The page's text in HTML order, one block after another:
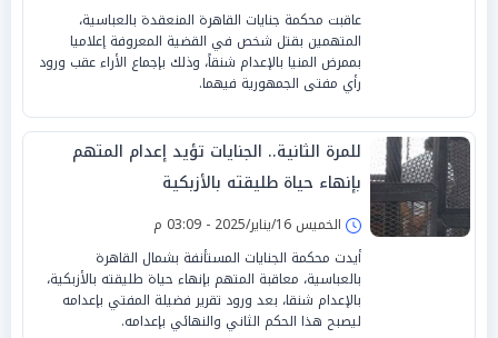
عاقبت محكمة جنايات القاهرة المنعقدة بالعباسية،
المتهمين بقتل شخص في القضية المعروفة إعلاميا
بممرض المنيا بالإعدام شنقاً، وذلك بإجماع الأراء عقب ورود
رأي مفتى الجمهورية فيهما.
للمرة الثانية.. الجنايات تؤيد إعدام المتهم
بإنهاء حياة طليقته بالأزبكية
الخميس 16/يناير/2025 - 03:09 م
أيدت محكمة الجنايات المستأنفة بشمال القاهرة
بالعباسية، معاقبة المتهم بإنهاء حياة طليقته بالأزبكية،
بالإعدام شنقا، بعد ورود تقرير فضيلة المفتي بإعدامه
ليصبح هذا الحكم الثاني والنهائي بإعدامه.